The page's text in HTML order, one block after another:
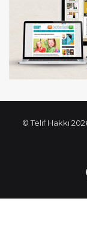
© Telif Hakkı